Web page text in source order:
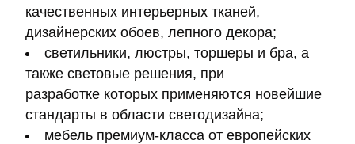
качественных интерьерных тканей,
дизайнерских обоев, лепного декора;
светильники, люстры, торшеры и бра, а
также световые решения, при
разработке которых применяются новейшие
стандарты в области светодизайна;
мебель премиум-класса от европейских